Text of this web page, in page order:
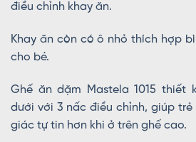
điều chỉnh khay ăn.
Khay ăn còn có ô nhỏ thích hợp
cho bé.
Ghế ăn dặm Mastela 1015 thiết
dưới với 3 nấc điều chỉnh, giúp
giác tự tin hơn khi ở trên ghế cao.